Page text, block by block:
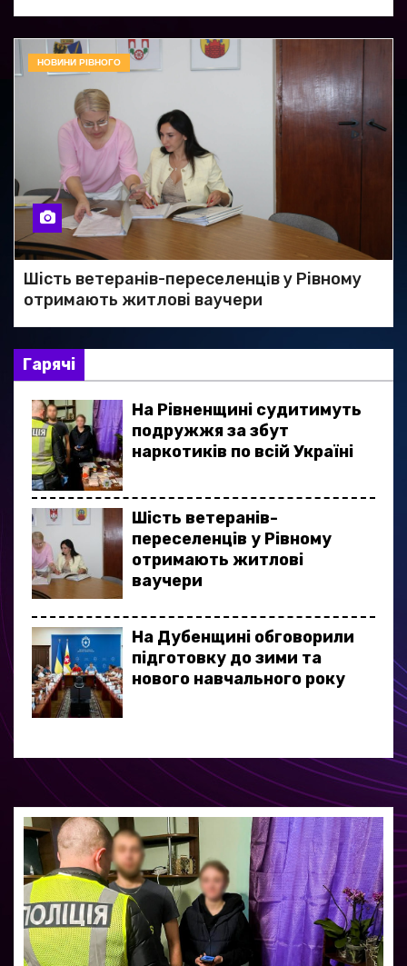
НОВИНИ РІВНОГО
Шість ветеранів-переселенців у Рівному
отримають житлові ваучери
Гарячі
На Рівненщині судитимуть
подружжя за збут
наркотиків по всій Україні
Шість ветеранів-
переселенців у Рівному
отримають житлові
ваучери
На Дубенщині обговорили
підготовку до зими та
нового навчального року
затримали підозрюваного у
крадіжці майже 300 тисяч
гривень
Ветерани з Рівненської
громади взяли участь у
фестивалі адаптивного
спорту